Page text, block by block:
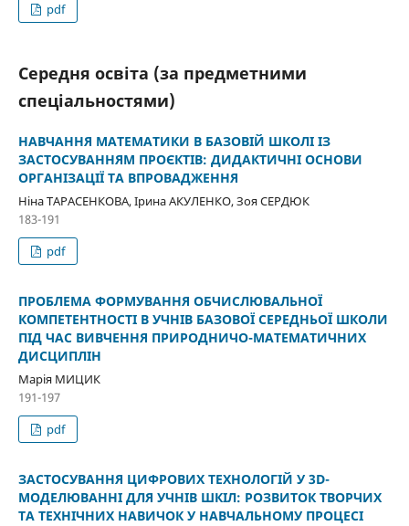
pdf
Середня освіта (за предметними
спеціальностями)
НАВЧАННЯ МАТЕМАТИКИ В БАЗОВІЙ ШКОЛІ ІЗ
ЗАСТОСУВАННЯМ ПРОЄКТІВ: ДИДАКТИЧНІ ОСНОВИ
ОРГАНІЗАЦІЇ ТА ВПРОВАДЖЕННЯ
Ніна ТАРАСЕНКОВА, Ірина АКУЛЕНКО, Зоя СЕРДЮК
183-191
pdf
ПРОБЛЕМА ФОРМУВАННЯ ОБЧИСЛЮВАЛЬНОЇ
КОМПЕТЕНТНОСТІ В УЧНІВ БАЗОВОЇ СЕРЕДНЬОЇ ШКОЛИ
ПІД ЧАС ВИВЧЕННЯ ПРИРОДНИЧО-МАТЕМАТИЧНИХ
ДИСЦИПЛІН
Марія МИЦИК
191-197
pdf
ЗАСТОСУВАННЯ ЦИФРОВИХ ТЕХНОЛОГІЙ У 3D-
МОДЕЛЮВАННІ ДЛЯ УЧНІВ ШКІЛ: РОЗВИТОК ТВОРЧИХ
ТА ТЕХНІЧНИХ НАВИЧОК У НАВЧАЛЬНОМУ ПРОЦЕСІ